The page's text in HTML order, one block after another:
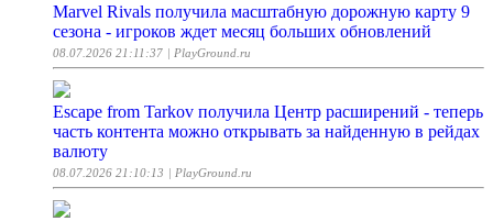
Marvel Rivals получила масштабную дорожную карту 9
сезона - игроков ждет месяц больших обновлений
08.07.2026 21:11:37 | PlayGround.ru
Escape from Tarkov получила Центр расширений - теперь
часть контента можно открывать за найденную в рейдах
валюту
08.07.2026 21:10:13 | PlayGround.ru